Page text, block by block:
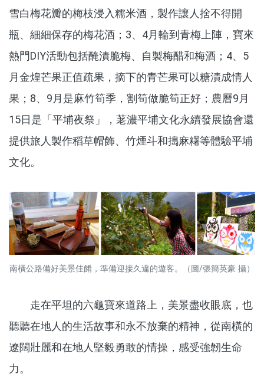
雪白梅花瓣的梅枝浸入糯米酒，製作讓人捨不得開
瓶、細細保存的梅花酒；3、4月輪到青梅上陣，寶來
熱門DIY活動包括醃漬脆梅、自製梅醋和梅酒；4、5
月金煌芒果正值疏果，摘下的青芒果可以糖漬成情人
果；8、9月是麻竹筍季，割筍做脆筍正好；農曆9月
15日是「平埔夜祭」，荖濃平埔文化永續發展協會還
提供旅人製作稻草帽飾、竹煙斗和搗麻糬等體驗平埔
文化。
南橫公路備好美景佳餚，準備迎接久違的遊客。（圖/張簡英豪 攝）
走在平坦的六龜寶來道路上，美景盡收眼底，也
聽聽在地人的生活故事和永不放棄的精神，從南橫的
遼闊壯麗和在地人堅毅勇敢的情操，感受強韌生命
力。